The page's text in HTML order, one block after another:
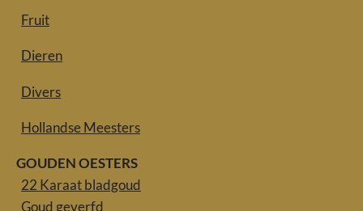
Fruit
Dieren
Divers
Hollandse Meesters
GOUDEN OESTERS
22 Karaat bladgoud
Goud geverfd